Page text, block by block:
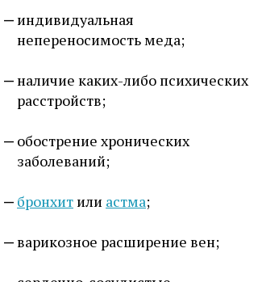
индивидуальная
непереносимость меда;
наличие каких-либо психических
расстройств;
обострение хронических
заболеваний;
бронхитили астма;
варикозное расширение вен;